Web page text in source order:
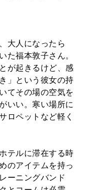
大人になったら
た福本敦子さん。
が起きるけど、感
」という彼女の持
てその場の空気を
いい。寒い場所に
ロペットなど軽く
テルに滞在する時
のアイテムを持っ
ーニングバンド